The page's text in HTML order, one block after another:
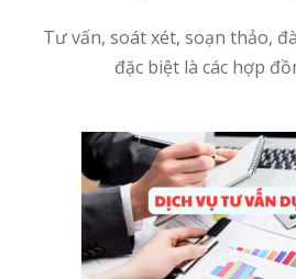
Tư vấn, soát xét, soạn thảo,
đặc biệt là các hợp